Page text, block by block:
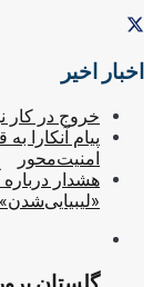
اخبار اخیر
خروج در کار
پیام آنکارا
امنیت‌محور
هشدار
«لیبیایی‌شدن»